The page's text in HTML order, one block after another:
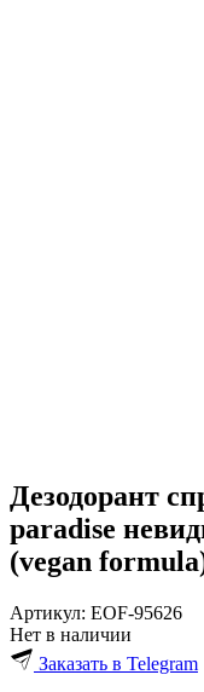
Дезодорант
paradise
(vegan
Артикул: EOF-95626
Нет в наличии
Заказать в Telegram